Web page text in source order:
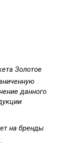
Золотое
данного
на бренды